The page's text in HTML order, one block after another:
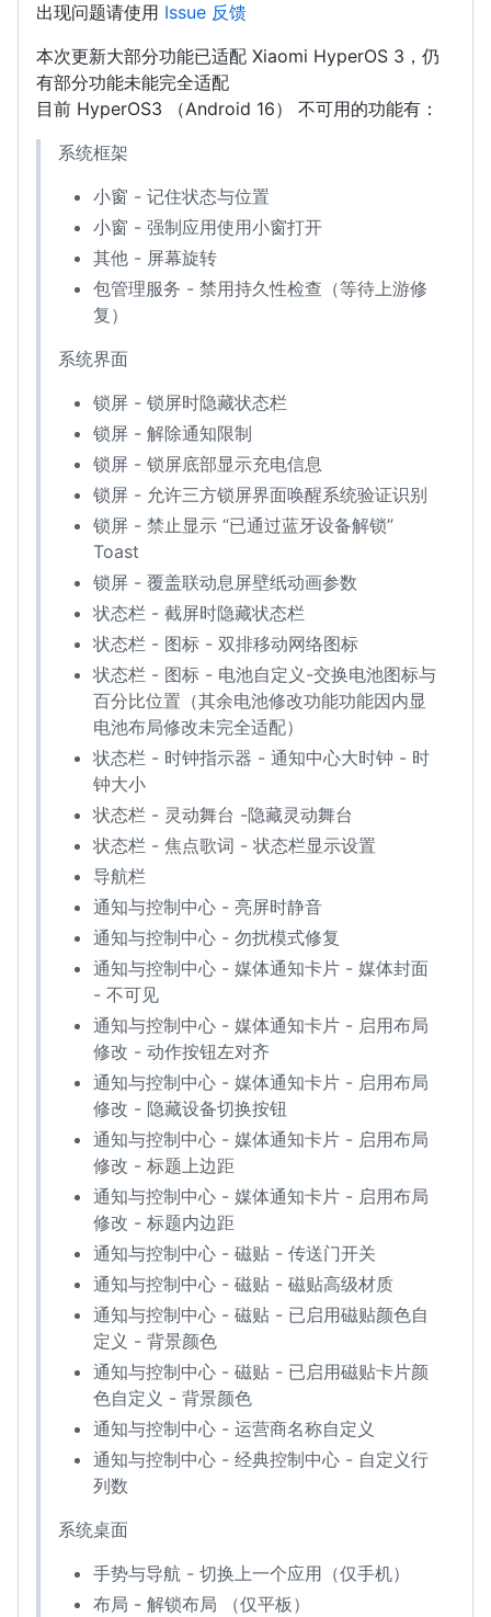
出现问题请使用 Issue 反馈
本次更新大部分功能已适配 Xiaomi HyperOS 3，仍
有部分功能未能完全适配
目前 HyperOS3 （Android 16） 不可用的功能有：
系统框架
小窗 - 记住状态与位置
小窗 - 强制应用使用小窗打开
其他 - 屏幕旋转
包管理服务 - 禁用持久性检查（等待上游修
复）
系统界面
锁屏 - 锁屏时隐藏状态栏
锁屏 - 解除通知限制
锁屏 - 锁屏底部显示充电信息
锁屏 - 允许三方锁屏界面唤醒系统验证识别
锁屏 - 禁止显示 “已通过蓝牙设备解锁”
Toast
锁屏 - 覆盖联动息屏壁纸动画参数
状态栏 - 截屏时隐藏状态栏
状态栏 - 图标 - 双排移动网络图标
状态栏 - 图标 - 电池自定义-交换电池图标与
百分比位置（其余电池修改功能功能因内显
电池布局修改未完全适配）
状态栏 - 时钟指示器 - 通知中心大时钟 - 时
钟大小
状态栏 - 灵动舞台 -隐藏灵动舞台
状态栏 - 焦点歌词 - 状态栏显示设置
导航栏
通知与控制中心 - 亮屏时静音
通知与控制中心 - 勿扰模式修复
通知与控制中心 - 媒体通知卡片 - 媒体封面
- 不可见
通知与控制中心 - 媒体通知卡片 - 启用布局
修改 - 动作按钮左对齐
通知与控制中心 - 媒体通知卡片 - 启用布局
修改 - 隐藏设备切换按钮
通知与控制中心 - 媒体通知卡片 - 启用布局
修改 - 标题上边距
通知与控制中心 - 媒体通知卡片 - 启用布局
修改 - 标题内边距
通知与控制中心 - 磁贴 - 传送门开关
通知与控制中心 - 磁贴 - 磁贴高级材质
通知与控制中心 - 磁贴 - 已启用磁贴颜色自
定义 - 背景颜色
通知与控制中心 - 磁贴 - 已启用磁贴卡片颜
色自定义 - 背景颜色
通知与控制中心 - 运营商名称自定义
通知与控制中心 - 经典控制中心 - 自定义行
列数
系统桌面
手势与导航 - 切换上一个应用（仅手机）
布局 - 解锁布局 （仅平板）